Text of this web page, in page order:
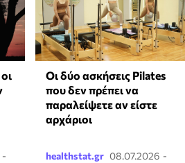
-
Οι δύο ασκήσεις Pilates
που δεν πρέπει να
παραλείψετε αν είστε
αρχάριοι
healthstat.gr 08.07.2026 -